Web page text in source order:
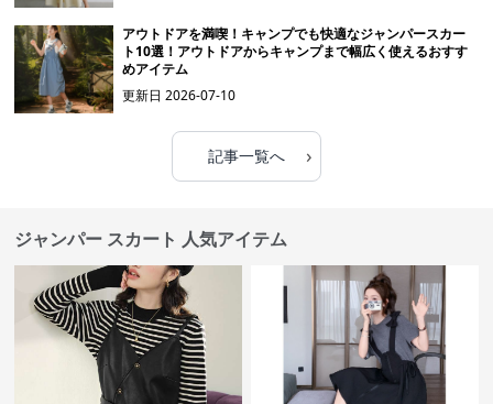
アウトドアを満喫！キャンプでも快適なジャンパースカー
ト10選！アウトドアからキャンプまで幅広く使えるおすす
めアイテム
更新日2026-07-10
記事一覧へ ›
ジャンパー スカート 人気アイテム